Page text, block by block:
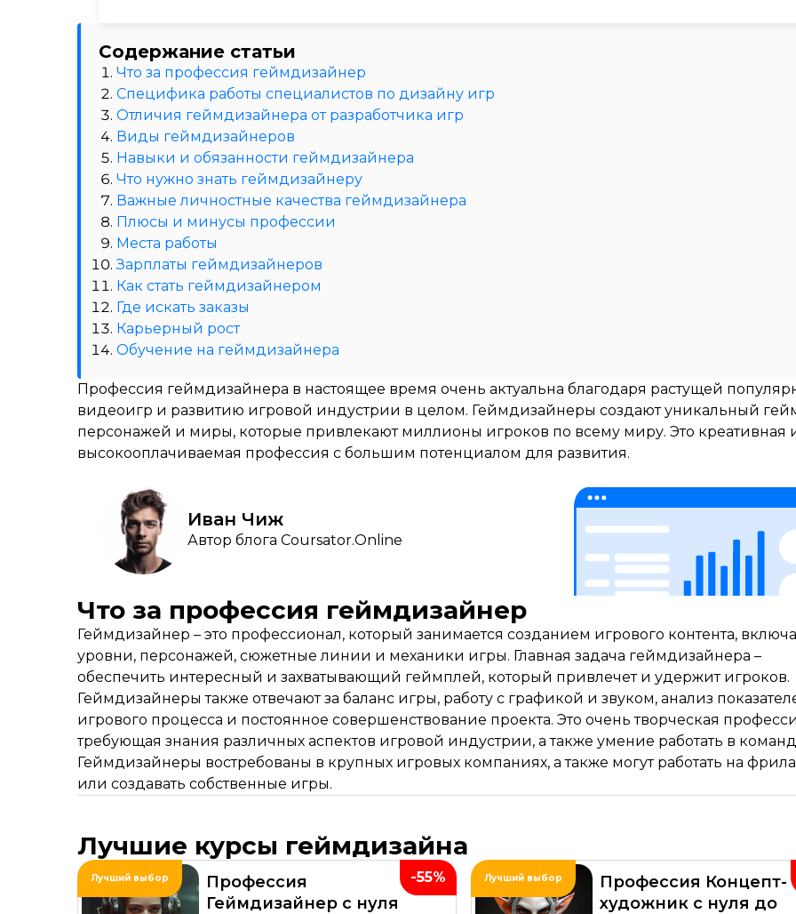
Содержание статьи
Что за профессия геймдизайнер
Специфика работы специалистов по дизайну игр
Отличия геймдизайнера от разработчика игр
Виды геймдизайнеров
Навыки и обязанности геймдизайнера
Что нужно знать геймдизайнеру
Важные личностные качества геймдизайнера
Плюсы и минусы профессии
Места работы
Зарплаты геймдизайнеров
Как стать геймдизайнером
Где искать заказы
Карьерный рост
Обучение на геймдизайнера
Профессия геймдизайнера в настоящее время очень актуальна благодаря растущей
видеоигр и развитию игровой индустрии в целом. Геймдизайнеры создают уникальный
персонажей и миры, которые привлекают миллионы игроков по всему миру. Это креативная
высокооплачиваемая профессия с большим потенциалом для развития.
Иван Чиж
Автор блога Coursator.Online
Что за профессия геймдизайнер
Геймдизайнер – это профессионал, который занимается созданием игрового контента,
уровни, персонажей, сюжетные линии и механики игры. Главная задача геймдизайнера –
обеспечить интересный и захватывающий геймплей, который привлечет и удержит игроков.
Геймдизайнеры также отвечают за баланс игры, работу с графикой и звуком, анализ
игрового процесса и постоянное совершенствование проекта. Это очень творческая
требующая знания различных аспектов игровой индустрии, а также умение работать в
Геймдизайнеры востребованы в крупных игровых компаниях, а также могут работать на
или создавать собственные игры.
Лучшие курсы геймдизайна
Профессия
Геймдизайнер с нуля
Лучший выбор -55%
Профессия Концепт-
художник с нуля до
Лучший выбор